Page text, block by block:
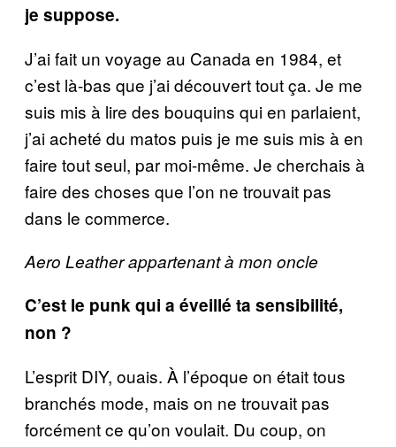
je suppose.
J’ai fait un voyage au Canada en 1984, et
c’est là-bas que j’ai découvert tout ça. Je me
suis mis à lire des bouquins qui en parlaient,
j’ai acheté du matos puis je me suis mis à en
faire tout seul, par moi-même. Je cherchais à
faire des choses que l’on ne trouvait pas
dans le commerce.
Aero Leather appartenant à mon oncle
C’est le punk qui a éveillé ta sensibilité,
non ?
L’esprit DIY, ouais. À l’époque on était tous
branchés mode, mais on ne trouvait pas
forcément ce qu’on voulait. Du coup, on